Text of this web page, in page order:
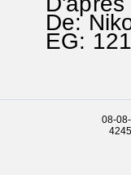
De:
EG:
08-